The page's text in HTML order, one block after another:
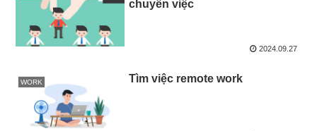
chuyển việc
2024.09.27
WORK Tìm việc remote work